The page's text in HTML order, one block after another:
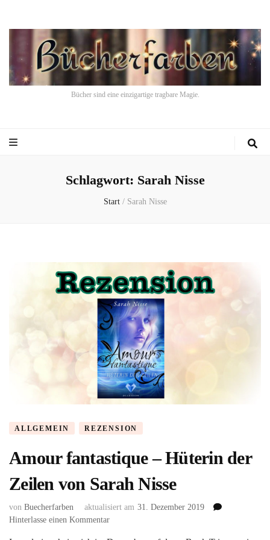
Bücher sind eine einzigartige tragbare Magie.
Schlagwort: Sarah Nisse
Start / Sarah Nisse
ALLGEMEIN REZENSION
Amour fantastique – Hüterin der
Zeilen von Sarah Nisse
von Buecherfarben aktualisiert am 31. Dezember 2019
Hinterlasse einen Kommentarzu